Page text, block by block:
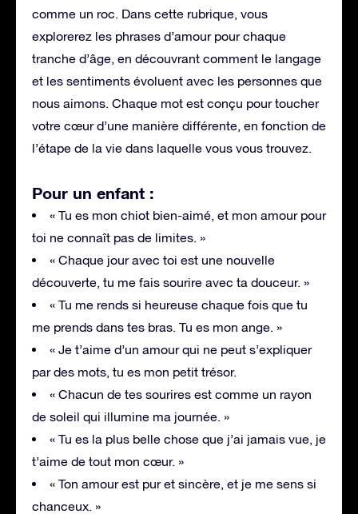
comme un roc. Dans cette rubrique, vous
explorerez les phrases d’amour pour chaque
tranche d’âge, en découvrant comment le langage
et les sentiments évoluent avec les personnes que
nous aimons. Chaque mot est conçu pour toucher
votre cœur d’une manière différente, en fonction de
l’étape de la vie dans laquelle vous vous trouvez.
Pour un enfant :
« Tu es mon chiot bien-aimé, et mon amour pour
toi ne connaît pas de limites. »
« Chaque jour avec toi est une nouvelle
découverte, tu me fais sourire avec ta douceur. »
« Tu me rends si heureuse chaque fois que tu
me prends dans tes bras. Tu es mon ange. »
« Je t’aime d’un amour qui ne peut s’expliquer
par des mots, tu es mon petit trésor.
« Chacun de tes sourires est comme un rayon
de soleil qui illumine ma journée. »
« Tu es la plus belle chose que j’ai jamais vue, je
t’aime de tout mon cœur. »
« Ton amour est pur et sincère, et je me sens si
chanceux. »